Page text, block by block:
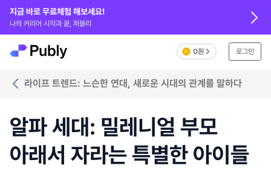
지금 바로 무료체험 해보세요!
나의 커리어 시작과 끝, 퍼블리
0원 로그인
라이프 트렌드: 느슨한 연대, 새로운 시대의 관계를 말하다
알파 세대: 밀레니얼 부모
아래서 자라는 특별한 아이들